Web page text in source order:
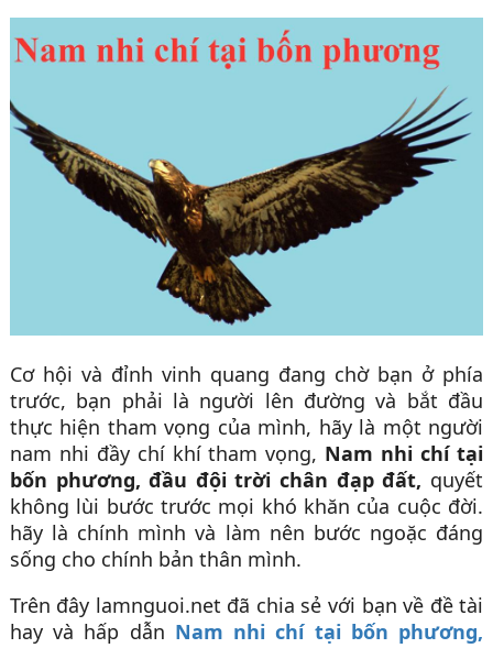
Cơ hội và đỉnh vinh quang đang chờ bạn ở phía
trước, bạn phải là người lên đường và bắt đầu
thực hiện tham vọng của mình, hãy là một người
nam nhi đầy chí khí tham vọng, Nam nhi chí tại
bốn phương, đầu đội trời chân đạp đất, quyết
không lùi bước trước mọi khó khăn của cuộc đời.
hãy là chính mình và làm nên bước ngoặc đáng
sống cho chính bản thân mình.
Trên đây lamnguoi.net đã chia sẻ với bạn về đề tài
hay và hấp dẫn Nam nhi chí tại bốn phương,